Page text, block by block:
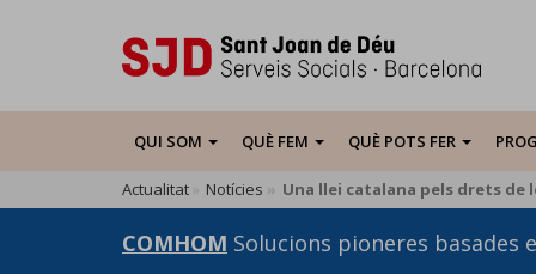
QUI SOM QUÈ FEM QUÈ POTS FER
Actualitat Notícies Una llei catalana pels drets de
COMHOM Solucions pioneres basades